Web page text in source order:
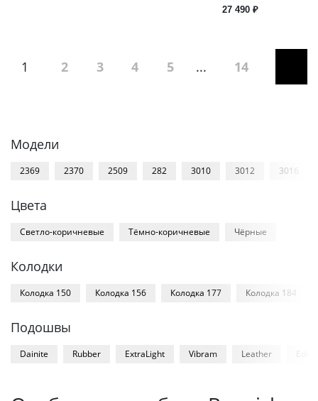
27 490 ₽
1 2 3 4 5 ... 14
Модели
2369 2370 2509 282 3010 3012 3016
Цвета
Светло-коричневые Тёмно-коричневые Чёрные
Колодки
Колодка 150 Колодка 156 Колодка 177 Колодка 184
Подошвы
Dainite Rubber ExtraLight Vibram Leather